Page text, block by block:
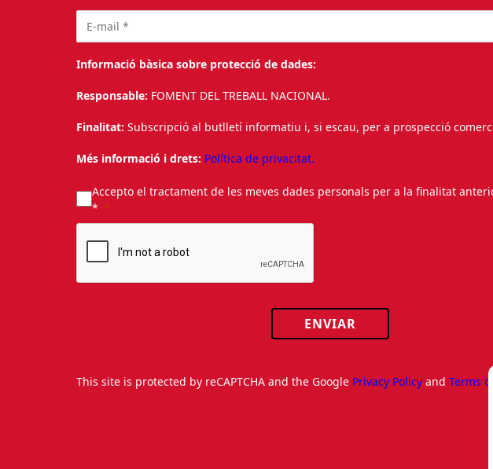
Informació bàsica sobre protecció de dades:
Responsable: FOMENT DEL TREBALL NACIONAL.
Finalitat: Subscripció al butlletí informatiu i, si escau, per a prospecció
Més informació i drets: Política de privacitat.
Accepto el tractament de les meves dades personals per a la finalitat
*
ENVIAR
This site is protected by reCAPTCHA and the Google Privacy Policy andTerms